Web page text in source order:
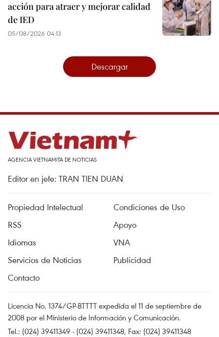
acción para atraer y mejorar calidad
de IED
05/08/2026 04:13
Descargar
AGENCIA VIETNAMITA DE NOTICIAS
Editor en jefe: TRAN TIEN DUAN
Propiedad Intelectual
Condiciones de Uso
RSS
Apoyo
Idiomas
VNA
Servicios de Noticias
Publicidad
Contacto
Licencia No. 1374/GP-BTTTT expedida el 11 de septiembre de
2008 por el Ministerio de Información y Comunicación.
Tel.: (024) 39411349 - (024) 39411348, Fax: (024) 39411348